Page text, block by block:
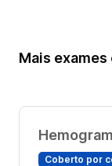
Mais exames
Coberto por